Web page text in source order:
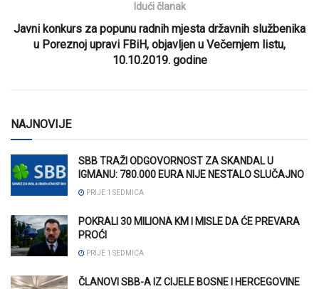
Idući članak
Javni konkurs za popunu radnih mjesta državnih službenika
u Poreznoj upravi FBiH, objavljen u Večernjem listu,
10.10.2019. godine
NAJNOVIJE
SBB TRAŽI ODGOVORNOST ZA SKANDAL U
IGMANU: 780.000 EURA NIJE NESTALO SLUČAJNO
PRIJE 1 SEDMICA
POKRALI 30 MILIONA KM I MISLE DA ĆE PREVARA
PROĆI
PRIJE 1 SEDMICA
ČLANOVI SBB-A IZ CIJELE BOSNE I HERCEGOVINE